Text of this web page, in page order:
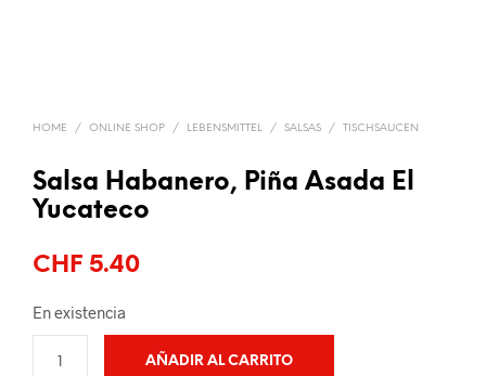
HOME / ONLINE SHOP / LEBENSMITTEL / SALSAS / TISCHSAUCEN
Salsa Habanero, Piña Asada El
Yucateco
CHF 5.40
En existencia
AÑADIR AL CARRITO